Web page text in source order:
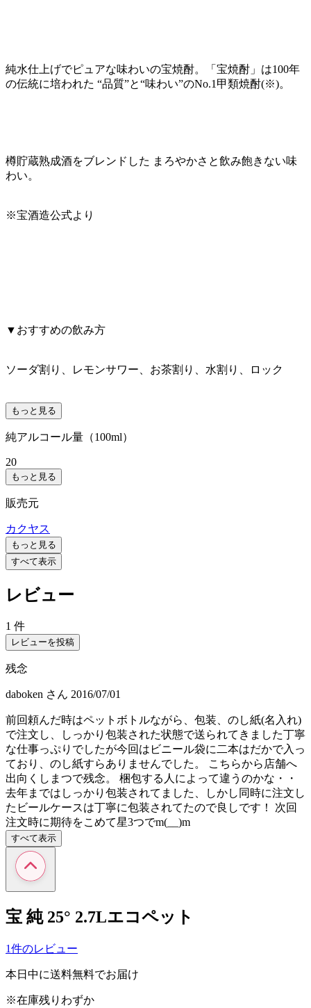
純水仕上げでピュアな味わいの宝焼酎。「宝焼酎」は100年
の伝統に培われた “品質”と“味わい”のNo.1甲類焼酎(※)。
樽貯蔵熟成酒をブレンドした まろやかさと飲み飽きない味
わい。
※宝酒造公式より
▼おすすめの飲み方
ソーダ割り、レモンサワー、お茶割り、水割り、ロック
もっと見る
純アルコール量（100ml）
20
もっと見る
販売元
カクヤス
もっと見る
すべて表示
レビュー
1 件
レビューを投稿
残念
daboken さん 2016/07/01
前回頼んだ時はペットボトルながら、包装、のし紙(名入れ)
で注文し、しっかり包装された状態で送られてきました丁寧
な仕事っぷりでしたが今回はビニール袋に二本はだかで入っ
ており、のし紙すらありませんでした。 こちらから店舗へ
出向くしまつで残念。 梱包する人によって違うのかな・・
去年まではしっかり包装されてました、しかし同時に注文し
たビールケースは丁寧に包装されてたので良しです！ 次回
注文時に期待をこめて星3つでm(__)m
すべて表示
宝 純 25° 2.7Lエコペット
1件のレビュー
本日中に送料無料でお届け
※在庫残りわずか